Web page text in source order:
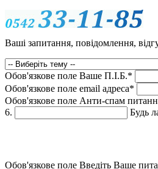
Ваші запитання, повідомлення,
Обов'язкове поле Ваше П.I.Б.*
Обов'язкове поле email адреса*
Обов'язкове поле Анти-спам
6.
Будь
Обов'язкове поле Введіть Ваше